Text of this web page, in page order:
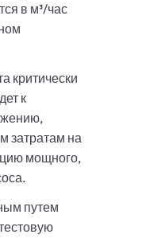
в м³/час
критически
к
затратам на
мощного,
путем